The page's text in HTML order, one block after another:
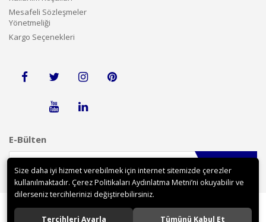
Mesafeli Sözleşmeler
Yönetmeliği
Kargo Seçenekleri
E-Bülten
Size daha iyi hizmet verebilmek için internet sitemizde çerezler
kullanılmaktadır. Çerez Politikaları Aydınlatma Metni’ni okuyabilir ve
dilerseniz tercihlerinizi değiştirebilirsiniz.
Tercihleri Ayarla Tümünü Kabul Et